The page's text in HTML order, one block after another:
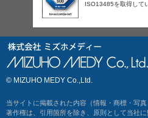
ISO13485を取得して
© MIZUHO MEDY Co.,Ltd.
当サイトに掲載された内容（情報・商標・写
著作権は、引用箇所を除き、原則として当社